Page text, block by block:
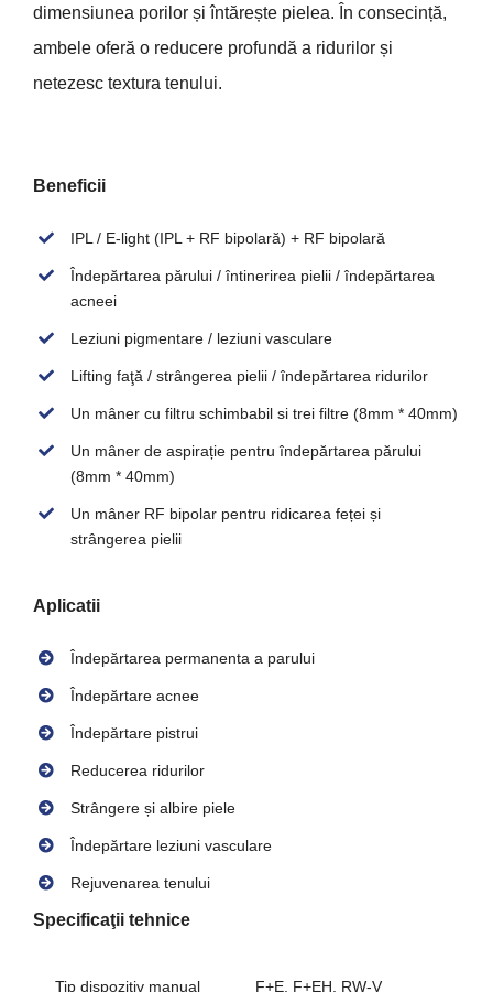
dimensiunea porilor și întărește pielea. În consecință,
ambele oferă o reducere profundă a ridurilor și
netezesc textura tenului.
Beneficii
IPL / E-light (IPL + RF bipolară) + RF bipolară
Îndepărtarea părului / întinerirea pielii / îndepărtarea
acneei
Leziuni pigmentare / leziuni vasculare
Lifting faţă / strângerea pielii / îndepărtarea ridurilor
Un mâner cu filtru schimbabil si trei filtre (8mm * 40mm)
Un mâner de aspirație pentru îndepărtarea părului
(8mm * 40mm)
Un mâner RF bipolar pentru ridicarea feței și
strângerea pielii
Aplicatii
Îndepărtarea permanenta a parului
Îndepărtare acnee
Îndepărtare pistrui
Reducerea ridurilor
Strângere și albire piele
Îndepărtare leziuni vasculare
Rejuvenarea tenului
Specificaţii tehnice
Tip dispozitiv manual F+E, F+EH, RW-V